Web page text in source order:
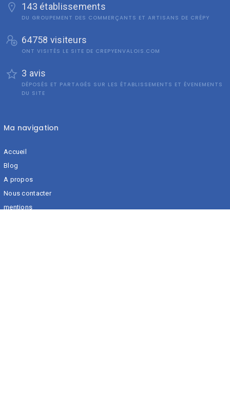
143 établissements
DU GROUPEMENT DES COMMERÇANTS ET ARTISANS DE CRÉPY
64758 visiteurs
ONT VISITÉS LE SITE DE CREPYENVALOIS.COM
3 avis
DÉPOSÉS ET PARTAGÉS SUR LES ÉTABLISSEMENTS ET ÉVENEMENTS
DU SITE
Ma navigation
Accueil
Blog
A propos
Nous contacter
mentions